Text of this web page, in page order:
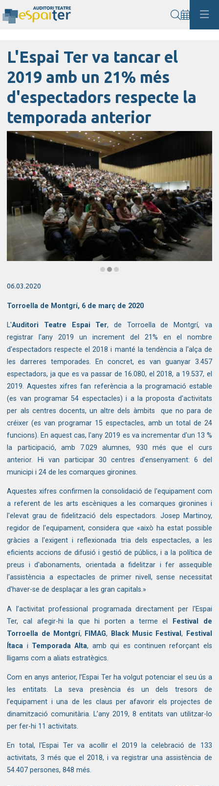
L'Espai Ter va tancar el
2019 amb un 21% més
d'espectadors respecte la
temporada anterior
06.03.2020
Torroella de Montgrí, 6 de març de 2020
L'Auditori Teatre Espai Ter, de Torroella de Montgrí, va
registrar l'any 2019 un increment del 21% en el nombre
d'espectadors respecte el 2018 i manté la tendència a l'alça de
les darreres temporades. En concret, es van guanyar 3.457
espectadors, ja que es va passar de 16.080, el 2018, a 19.537, el
2019. Aquestes xifres fan referència a la programació estable
(es van programar 54 espectacles) i a la proposta d'activitats
per als centres docents, un altre dels àmbits que no para de
créixer (es van programar 15 espectacles, amb un total de 24
funcions). En aquest cas, l'any 2019 es va incrementar d'un 13 %
la participació, amb 7.029 alumnes, 930 més que el curs
anterior. Hi van participar 30 centres d’ensenyament: 6 del
municipi i 24 de les comarques gironines.
Aquestes xifres confirmen la consolidació de l'equipament com
a referent de les arts escèniques a les comarques gironines i
l'elevat grau de fidelització dels espectadors. Josep Martinoy,
regidor de l'equipament, considera que «això ha estat possible
gràcies a l'exigent i reflexionada tria dels espectacles, a les
eficients accions de difusió i gestió de públics, i a la política de
preus i d'abonaments, orientada a fidelitzar i fer assequible
l'assistència a espectacles de primer nivell, sense necessitat
d'haver-se de desplaçar a les gran capitals.»
A l’activitat professional programada directament per l'Espai
Ter, cal afegir-hi la que hi porten a terme el
Festival de
Torroella de Montgrí, FIMAG, Black Music Festival,
Festival
Ítaca i Temporada Alta, amb qui es continuen reforçant els
lligams com a aliats estratègics.
Com en anys anterior, l’Espai Ter ha volgut potenciar el seu ús a
les entitats. La seva presència és un dels tresors de
l’equipament i una de les claus per afavorir els projectes de
dinamització comunitària. L’any 2019, 8 entitats van utilitzar-lo
per fer-hi 11 activitats.
En total, l'Espai Ter va acollir el 2019 la celebració de 133
activitats, 3 més que el 2018, i va registrar una assistència de
54.407 persones, 848 més.